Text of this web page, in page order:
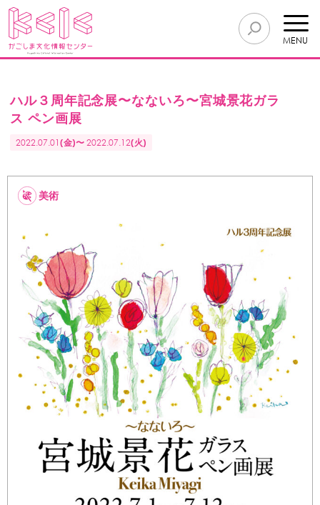
MENU
ハル３周年記念展〜なないろ〜宮城景花ガラ
ス ペン画展
2022.07.01(金)〜2022.07.12(火)
美術